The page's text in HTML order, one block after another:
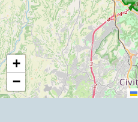
+
−